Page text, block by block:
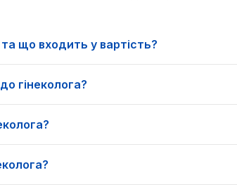
що входить у вартість?
гінеколога?